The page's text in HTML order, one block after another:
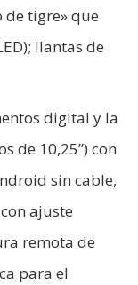
de tigre» que
llantas de
digital y la
de 10,25”) con
sin cable,
ajuste
remota de
para el